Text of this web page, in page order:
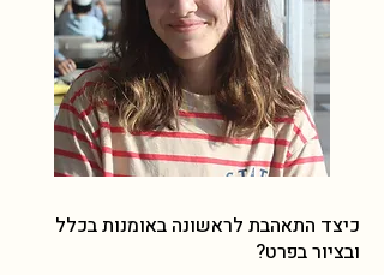
כיצד התאהבת לראשונה באומנות בכלל
ובציור בפרט?